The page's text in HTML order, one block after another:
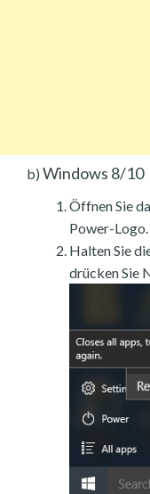
b) Windows 8/10
Öffnen Sie
Power-Logo.
Halten Sie
drücken Sie